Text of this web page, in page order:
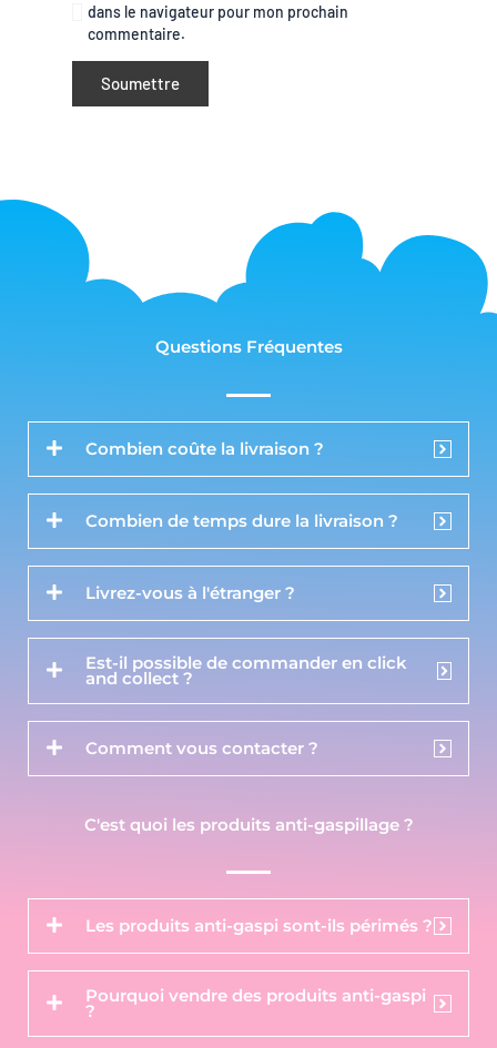
dans le navigateur pour mon prochain
commentaire.
Questions Fréquentes
Combien coûte la livraison ?
Combien de temps dure la livraison ?
Livrez-vous à l'étranger ?
Est-il possible de commander en click
and collect ?
Comment vous contacter ?
C'est quoi les produits anti-gaspillage ?
Les produits anti-gaspi sont-ils périmés ?
Pourquoi vendre des produits anti-gaspi
?